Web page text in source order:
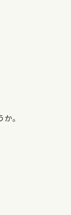
。